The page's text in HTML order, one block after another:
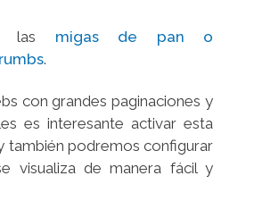
las migas de pan o
.
con grandes paginaciones y
es interesante activar esta
también podremos configurar
visualiza de manera fácil y